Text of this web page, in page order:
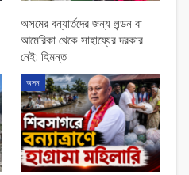
অসমের বন্যার্তদের জন্য লন্ডন বা
আমেরিকা থেকে সাহায্যের দরকার
নেই: হিমন্ত
অসম